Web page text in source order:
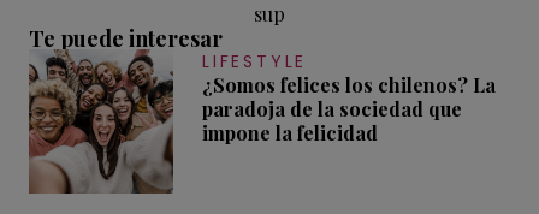
sup
Te puede interesar
LIFESTYLE
¿Somos felices los chilenos? La
paradoja de la sociedad que
impone la felicidad